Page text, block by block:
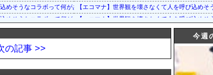
めそうなコラボって何があるだろう？
めそうなコラボって何があるだろう？
ャ」の開催が予告されたぞ！
の追加が予告されたぞ！
【エコマナ】世界観を壊さなくて人を呼び込めそ
【エコマナ】世界観を壊さなくて人を呼び込めそ
【エコマナ】「はにかみサンタクロースガチャ」
【エコマナ】「はにかみサンタクロースガチャ」
【エコマナ】メインクエストシーズン2 第2章の
【エコマナ】サフォーとマリーナは1話で消費す
の記事 >>
今週